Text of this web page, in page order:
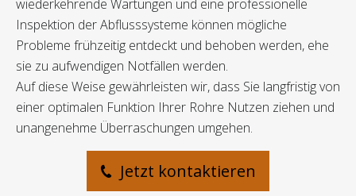
wiederkehrende Wartungen und eine professionelle
Inspektion der Abflusssysteme können mögliche
Probleme frühzeitig entdeckt und behoben werden, ehe
sie zu aufwendigen Notfällen werden.
Auf diese Weise gewährleisten wir, dass Sie langfristig von
einer optimalen Funktion Ihrer Rohre Nutzen ziehen und
unangenehme Überraschungen umgehen.
Jetzt kontaktieren